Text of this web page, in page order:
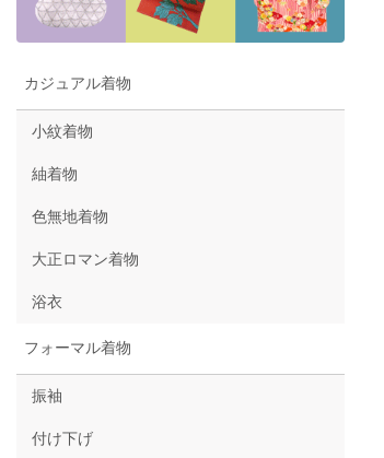
カジュアル着物
小紋着物
紬着物
色無地着物
大正ロマン着物
浴衣
フォーマル着物
振袖
付け下げ